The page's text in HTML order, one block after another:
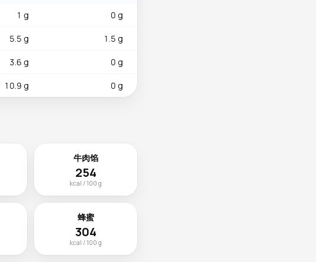
1 g 0 g
5.5 g 1.5 g
3.6 g 0 g
10.9 g 0 g
牛肉馅
254
kcal / 100 g
蜂蜜
304
kcal / 100 g